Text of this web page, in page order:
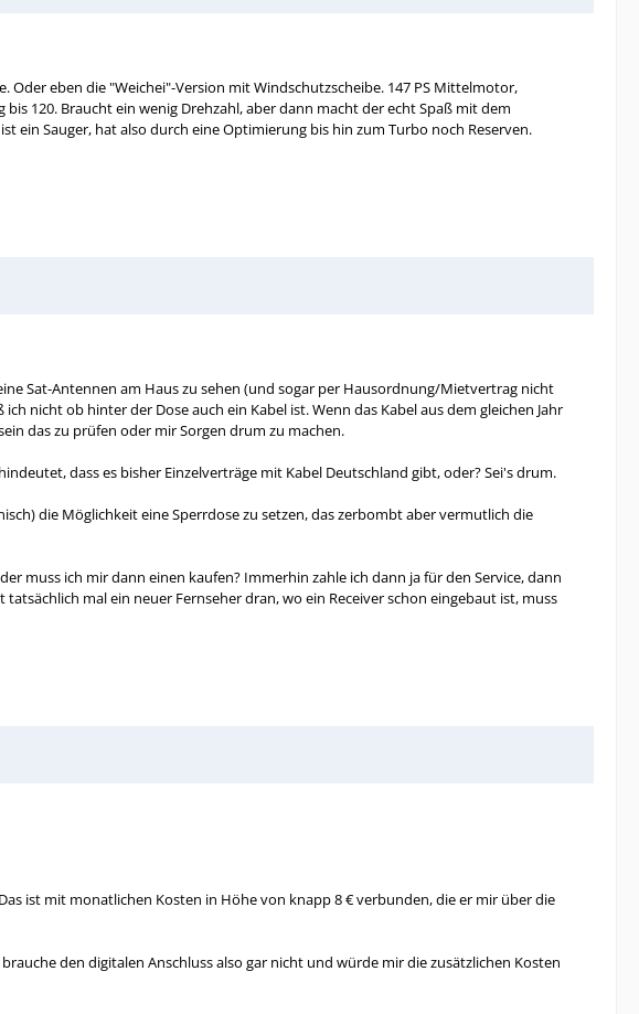
Oder eben die "Weichei"-Version mit Windschutzscheibe. 147 PS Mittelmotor,
120. Braucht ein wenig Drehzahl, aber dann macht der echt Spaß mit dem
Sauger, hat also durch eine Optimierung bis hin zum Turbo noch Reserven.
Sat-Antennen am Haus zu sehen (und sogar per Hausordnung/Mietvertrag nicht
nicht ob hinter der Dose auch ein Kabel ist. Wenn das Kabel aus dem gleichen Jahr
das zu prüfen oder mir Sorgen drum zu machen.
dass es bisher Einzelverträge mit Kabel Deutschland gibt, oder? Sei's drum.
die Möglichkeit eine Sperrdose zu setzen, das zerbombt aber vermutlich die
muss ich mir dann einen kaufen? Immerhin zahle ich dann ja für den Service, dann
mal ein neuer Fernseher dran, wo ein Receiver schon eingebaut ist, muss
ist mit monatlichen Kosten in Höhe von knapp 8 € verbunden, die er mir über die
den digitalen Anschluss also gar nicht und würde mir die zusätzlichen Kosten